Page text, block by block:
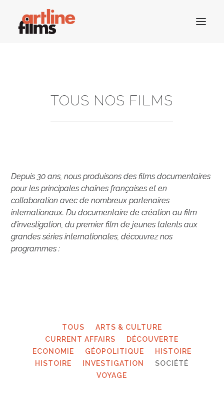
CATALOGUE
RECHERCHE
TOUS NOS FILMS
Depuis 30 ans, nous produisons des films documentaires
pour les principales chaînes françaises et en
collaboration avec de nombreux partenaires
internationaux. Du documentaire de création au film
d’investigation, du premier film de jeunes talents aux
grandes séries internationales, découvrez nos
programmes :
TOUS
ARTS & CULTURE
CURRENT AFFAIRS
DÉCOUVERTE
ECONOMIE
GÉOPOLITIQUE
HISTOIRE
HISTOIRE
INVESTIGATION
SOCIÉTÉ
VOYAGE